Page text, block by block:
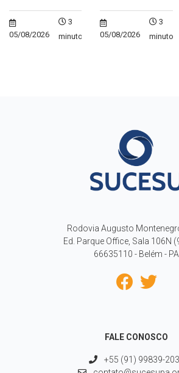
05/08/2026
3
minutos
05/08/2026
3
minutos
Rodovia Augusto
Ed. Parque Office, Sala 106N
66635110 - Belém - PA
FALE CONOSCO
+55 (91) 99839-